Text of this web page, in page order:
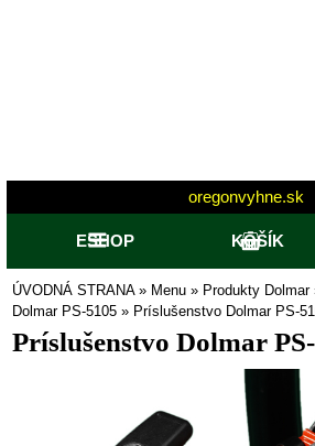
oregonvyhne.sk
ESHOP KOŠÍK
ÚVODNÁ STRANA» Menu » Produkty Dolmar
Dolmar PS-5105 » Príslušenstvo Dolmar PS-
Príslušenstvo Dolmar